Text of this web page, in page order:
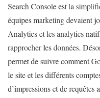
Search Console est la
équipes marketing devaient
Analytics et les analytics
rapprocher les données.
permet de suivre comment
le site et les différents
d’impressions et de requêtes